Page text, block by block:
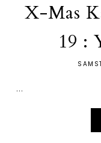
X-Mas
19 :
...